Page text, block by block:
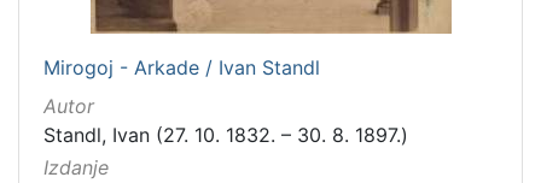
Mirogoj - Arkade / Ivan Standl
Autor
Standl, Ivan (27. 10. 1832. – 30. 8. 1897.)
Izdanje